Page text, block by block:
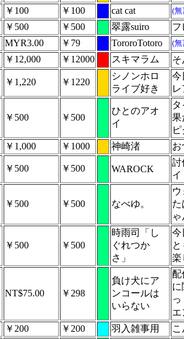
￥100 ￥100 cat cat (無
￥500 ￥500 翠露suiro
フ
MYR3.00 ￥79 TororoTotoro (無
￥12,000 ￥12000 スキマラム そ
￥1,220 ￥1220
シノンホロ
ライブ好き
今
￥500 ￥500
ひとのアオ
イ
果
￥1,000 ￥1000 神崎渚 お
￥500 ￥500 WAROCK
討
イ
￥500 ￥500 なべゆ。
た
￥500 ￥500
時雨司「し
ぐれつか
さ」
今
楽
NT$75.00 ￥298
負け犬にア
ンコールは
いらない
配
に
エ
￥200 ￥200 羽入雑事用